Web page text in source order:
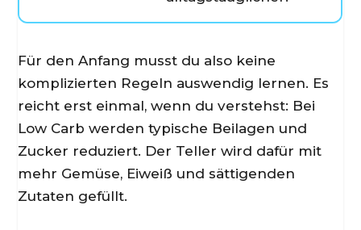
Für den Anfang musst du also keine
komplizierten Regeln auswendig lernen. Es
reicht erst einmal, wenn du verstehst: Bei
Low Carb werden typische Beilagen und
Zucker reduziert. Der Teller wird dafür mit
mehr Gemüse, Eiweiß und sättigenden
Zutaten gefüllt.